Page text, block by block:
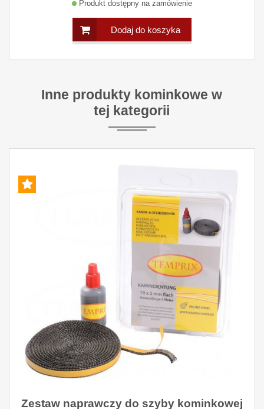
Produkt dostępny na zamówienie
Dodaj do koszyka
Inne produkty kominkowe w
tej kategorii
Zestaw naprawczy do szyby kominkowej